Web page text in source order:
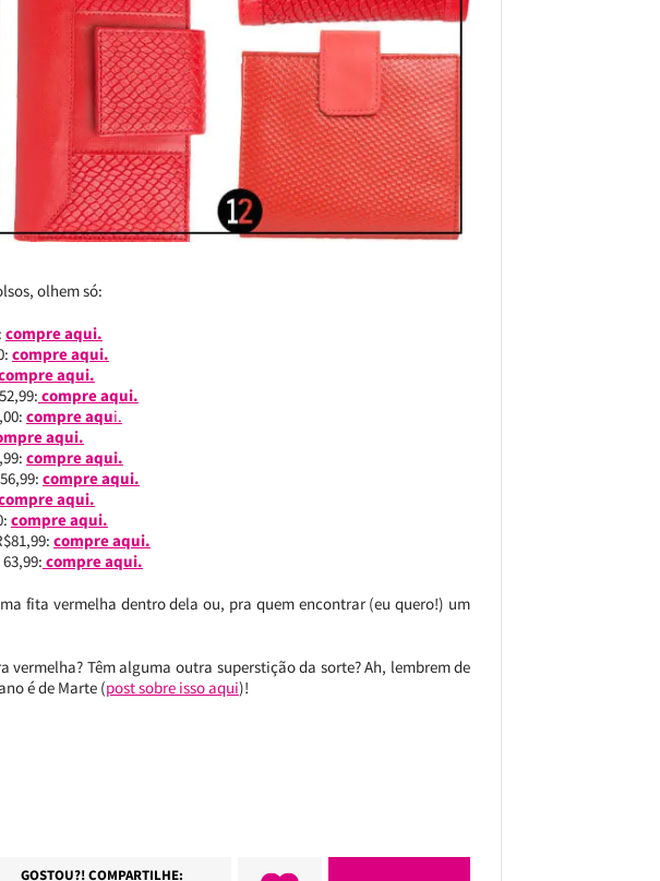
olhem só:
compre aqui.
compre aqui.
aqui.
compre aqui.
compre aqui.
aqui.
compre aqui.
compre aqui.
aqui.
compre aqui.
compre aqui.
compre aqui.
fita vermelha dentro dela ou, pra quem encontrar (eu quero!) um
vermelha? Têm alguma outra superstição da sorte? Ah, lembrem de
é de Marte (post sobre isso aqui)!
GOSTOU?! COMPARTILHE: